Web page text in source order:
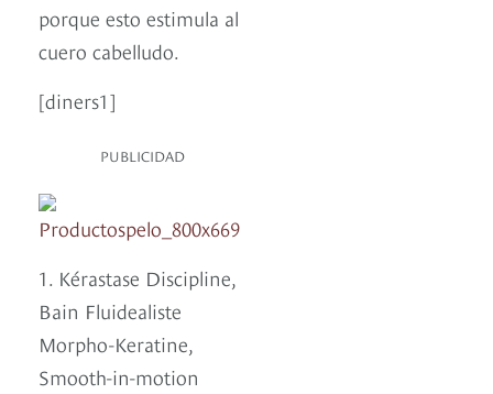
porque esto estimula al
cuero cabelludo.
[diners1]
PUBLICIDAD
1. Kérastase Discipline,
Bain Fluidealiste
Morpho-Keratine,
Smooth-in-motion